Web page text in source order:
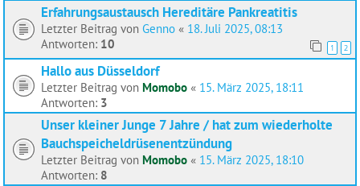
Erfahrungsaustausch Hereditäre Pankreatitis
Letzter Beitrag von Genno « 18. Juli 2025, 08:13
Antworten: 10 1 2
Hallo aus Düsseldorf
Letzter Beitrag von Momobo « 15. März 2025, 18:11
Antworten: 3
Unser kleiner Junge 7 Jahre / hat zum wiederholte
Bauchspeicheldrüsenentzündung
Letzter Beitrag von Momobo « 15. März 2025, 18:10
Antworten: 8